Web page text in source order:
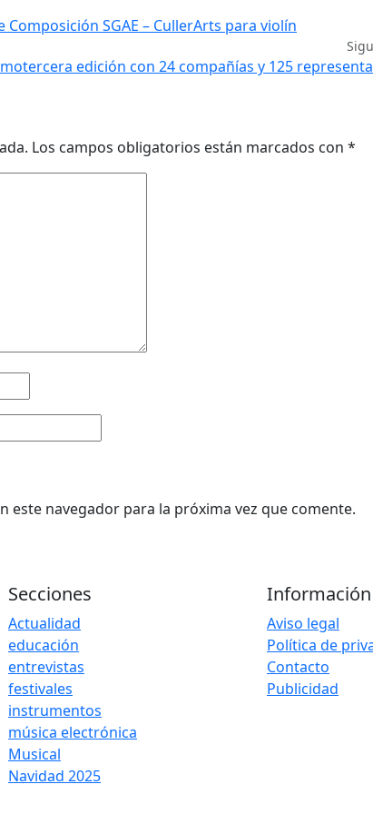
SGAE – CullerArts para violín
edición con 24 compañías y 125
Los campos obligatorios están marcados con *
navegador para la próxima vez que comente.
Secciones
Actualidad
educación
entrevistas
festivales
instrumentos
música electrónica
Musical
Navidad 2025
Información
Aviso legal
Política de
Contacto
Publicidad